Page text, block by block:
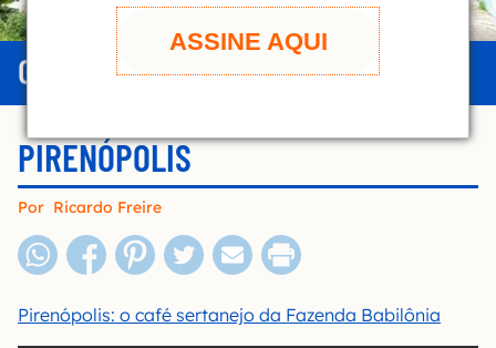
ASSINE AQUI
GUIA DE PIRENÓPOLIS
PIRENÓPOLIS
Por Ricardo Freire
Pirenópolis: o café sertanejo da Fazenda Babilônia